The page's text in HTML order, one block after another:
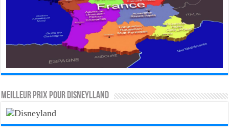
MEILLEUR PRIX POUR DISNEYLLAND